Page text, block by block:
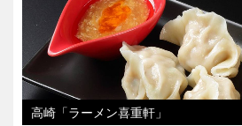
高崎「ラーメン喜重軒」